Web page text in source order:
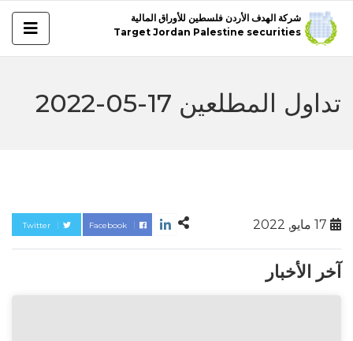
شركة الهدف الأردن فلسطين للأوراق المالية
Target Jordan Palestine securities
تداول المطلعين 17-05-2022
Twitter Facebook
آخر الأخبار